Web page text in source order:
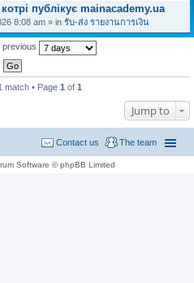
публікує mainacademy.ua
8:08 am » in รับ-ส่ง รายงานการเงิน
previous
match • Page 1 of 1
Jump to
The team
Contact us
Software © phpBB Limited